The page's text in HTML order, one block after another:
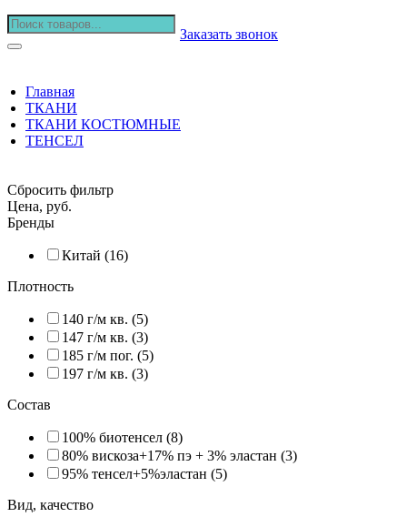
Заказать звонок
Главная
ТКАНИ
ТКАНИ КОСТЮМНЫЕ
ТЕНСЕЛ
Сбросить фильтр
Цена, руб.
Бренды
Китай (16)
Плотность
140 г/м кв. (5)
147 г/м кв. (3)
185 г/м пог. (5)
197 г/м кв. (3)
Состав
100% биотенсел (8)
80% вискоза+17% пэ + 3% эластан (3)
95% тенсел+5%эластан (5)
Вид, качество